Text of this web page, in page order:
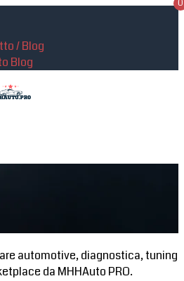
/ Blog
Blog
0
automotive, diagnostica, tuning
da MHHAuto PRO.